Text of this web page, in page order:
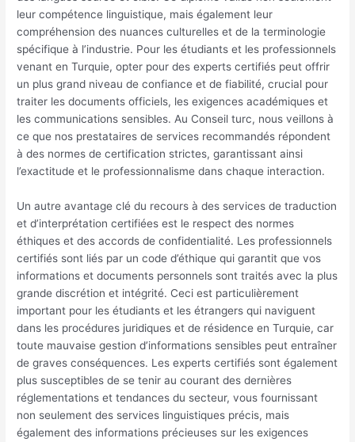
leur compétence linguistique, mais également leur
compréhension des nuances culturelles et de la terminologie
spécifique à l’industrie. Pour les étudiants et les professionnels
venant en Turquie, opter pour des experts certifiés peut offrir
un plus grand niveau de confiance et de fiabilité, crucial pour
traiter les documents officiels, les exigences académiques et
les communications sensibles. Au Conseil turc, nous veillons à
ce que nos prestataires de services recommandés répondent
à des normes de certification strictes, garantissant ainsi
l’exactitude et le professionnalisme dans chaque interaction.
Un autre avantage clé du recours à des services de traduction
et d’interprétation certifiées est le respect des normes
éthiques et des accords de confidentialité. Les professionnels
certifiés sont liés par un code d’éthique qui garantit que vos
informations et documents personnels sont traités avec la plus
grande discrétion et intégrité. Ceci est particulièrement
important pour les étudiants et les étrangers qui naviguent
dans les procédures juridiques et de résidence en Turquie, car
toute mauvaise gestion d’informations sensibles peut entraîner
de graves conséquences. Les experts certifiés sont également
plus susceptibles de se tenir au courant des dernières
réglementations et tendances du secteur, vous fournissant
non seulement des services linguistiques précis, mais
également des informations précieuses sur les exigences